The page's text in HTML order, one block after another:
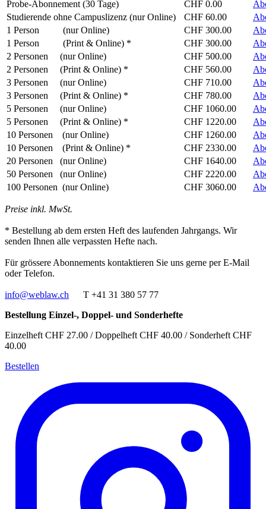
Probe-Abonnement (30 Tage) CHF 0.00
Studierende ohne Campuslizenz (nur Online)
CHF 60.00
1 Person (nur Online)
CHF 300.00
1 Person (Print & Online) *
CHF 300.00
2 Personen (nur Online)
CHF 500.00
2 Personen (Print & Online) *
CHF 560.00
3 Personen (nur Online)
CHF 710.00
3 Personen (Print & Online) *
CHF 780.00
5 Personen (nur Online)
CHF 1060.00
5 Personen (Print & Online) *
CHF 1220.00
10 Personen (nur Online)
CHF 1260.00
10 Personen (Print & Online) *
CHF 2330.00
20 Personen (nur Online)
CHF 1640.00
50 Personen (nur Online)
CHF 2220.00
100 Personen (nur Online)
CHF 3060.00
Preise inkl. MwSt.
* Bestellung ab dem ersten Heft des laufenden Jahrgangs. Wir
senden Ihnen alle verpassten Hefte nach.
Für grössere Abonnements kontaktieren Sie uns gerne per E-Mail
oder Telefon.
info@weblaw.ch T +41 31 380 57 77
Bestellung Einzel-, Doppel- und Sonderhefte
Einzelheft CHF 27.00 / Doppelheft CHF 40.00 / Sonderheft CHF
40.00
Bestellen